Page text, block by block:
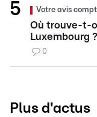
Votre avis
Où trouve-t-
Luxembourg ?
0
Plus d'actus